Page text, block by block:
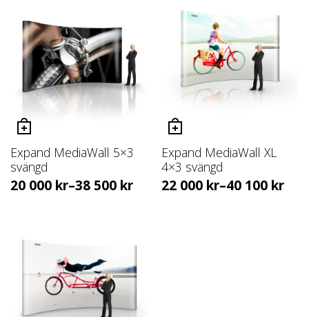
Expand MediaWall 5×3
svängd
20 000 kr–38 500 kr
Expand MediaWall XL
4×3 svängd
22 000 kr–40 100 kr